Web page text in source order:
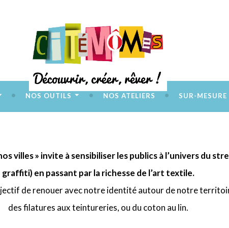
NOS OUTILS NOS ATELIERS SUR-MESURE
villes » invite à sensibiliser les publics à l’univers du
graffiti) en passant par la richesse de l’art textile.
de renouer avec notre identité autour de notre
des filatures aux teintureries, ou du coton au lin.